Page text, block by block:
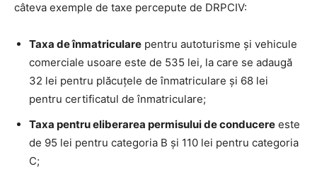
câteva exemple de taxe percepute de DRPCIV:
Taxa de înmatriculare pentru autoturisme și vehicule
comerciale usoare este de 535 lei, la care se adaugă
32 lei pentru plăcuțele de înmatriculare și 68 lei
pentru certificatul de înmatriculare;
Taxa pentru eliberarea permisului de conducere este
de 95 lei pentru categoria B și 110 lei pentru categoria
C;